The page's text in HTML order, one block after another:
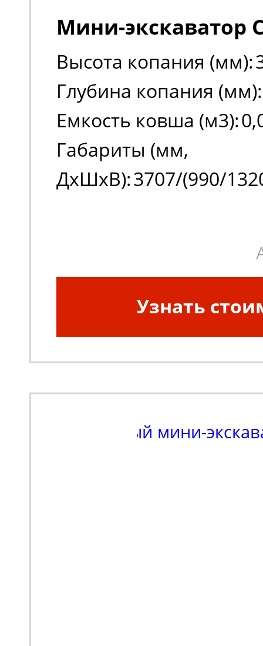
Мини-экскаватор
Высота копания (мм):
Глубина копания (мм):
Емкость ковша (м3):
Габариты (мм,
ДxШxВ):3707/(990/
Узнать